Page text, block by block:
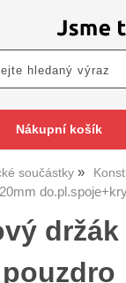
Nákupní košík
součástky